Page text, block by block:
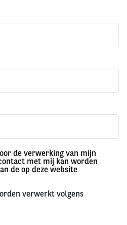
de verwerking van mijn
met mij kan worden
de op deze website
verwerkt volgens